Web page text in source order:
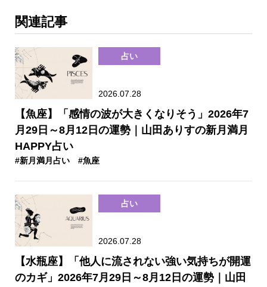
関連記事
占い
2026.07.28
【魚座】「感情の波が大きくなりそう」2026年7
月29日～8月12日の運勢｜山田ありすの新月満月
HAPPY占い
#新月満月占い #魚座
占い
2026.07.28
【水瓶座】「他人に流されない強い気持ちが開運
のカギ」2026年7月29日～8月12日の運勢｜山田